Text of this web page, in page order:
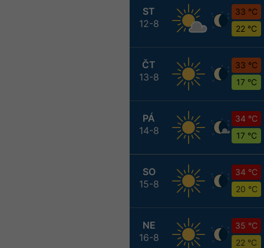
ST
12-8
33 °C
22 °C
ČT
13-8
33 °C
17 °C
PÁ
14-8
34 °C
17 °C
SO
15-8
34 °C
20 °C
NE
16-8
35 °C
22 °C